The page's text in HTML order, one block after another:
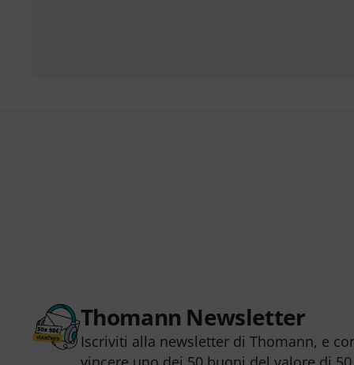
Thomann Newsletter
Iscriviti alla newsletter di Thomann, e